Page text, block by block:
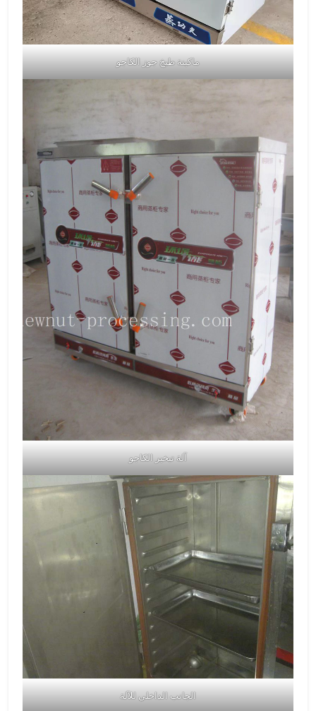
ماكينة طبخ جوز الكاجو
آلة تبخير الكاجو
الجانب الداخلي للآلة